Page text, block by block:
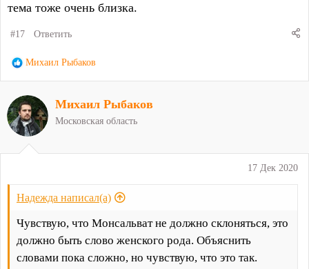
тема тоже очень близка.
#17 Ответить
Р
к
ц
и
Михаил Рыбаков
17 Дек 2020
Надежда написал(а)
Чувствую, что Монсальват не должно склоняться, это
должно быть слово женского рода. Объяснить
словами пока сложно, но чувствую, что это так.
Михаил Рыбаков
Московская область